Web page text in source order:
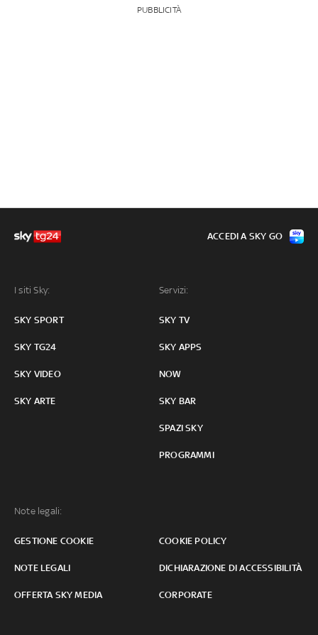
PUBBLICITÀ
I siti Sky:
SKY SPORT
SKY TG24
SKY VIDEO
SKY ARTE
Servizi:
SKY TV
SKY APPS
NOW
SKY BAR
SPAZI SKY
PROGRAMMI
Note legali:
GESTIONE COOKIE COOKIE POLICY
NOTE LEGALI DICHIARAZIONE DI ACCESSIBILITÀ
OFFERTA SKY MEDIA CORPORATE
ACCEDI A SKY GO